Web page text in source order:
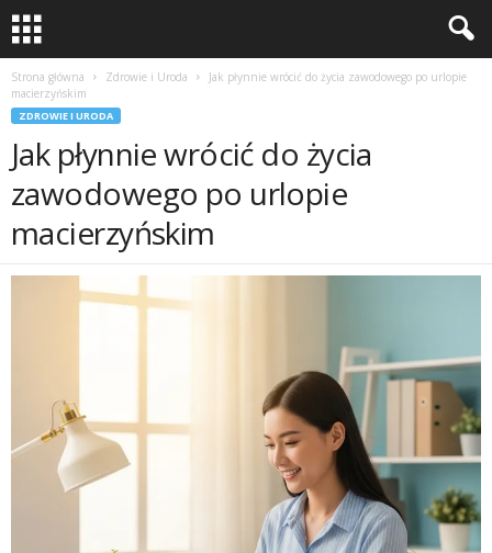
Strona główna Zdrowie i Uroda
Jak płynnie wrócić do życia zawodowego po urlopie
macierzyńskim
ZDROWIE I URODA
Jak płynnie wrócić do życia
zawodowego po urlopie
macierzyńskim